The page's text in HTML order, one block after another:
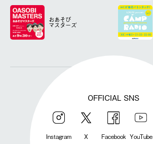
おあそび
マスターズ
OFFICIAL SNS
Instagram X Facebook YouTube